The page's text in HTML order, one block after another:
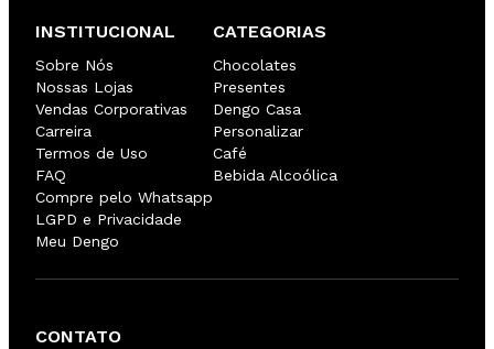
INSTITUCIONAL
Sobre Nós
Nossas Lojas
Vendas Corporativas
Carreira
Termos de Uso
FAQ
Compre pelo Whatsapp
LGPD e Privacidade
Meu Dengo
CATEGORIAS
Chocolates
Presentes
Dengo Casa
Personalizar
Café
Bebida Alcoólica
CONTATO